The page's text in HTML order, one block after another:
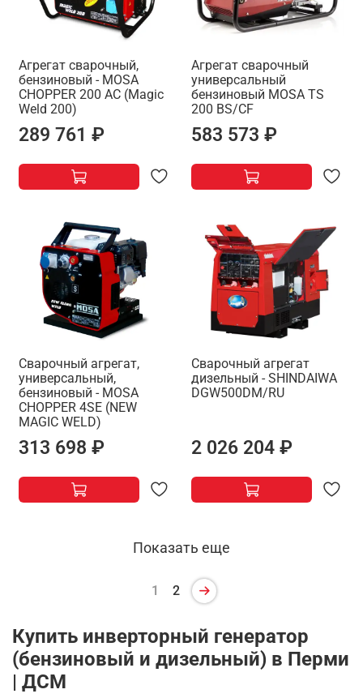
Агрегат сварочный,
бензиновый - MOSA
CHOPPER 200 AC (Magic
Weld 200)
289 761 ₽
Агрегат сварочный
универсальный
бензиновый MOSA TS
200 BS/CF
583 573 ₽
Сварочный агрегат,
универсальный,
бензиновый - MOSA
CHOPPER 4SE (NEW
MAGIC WELD)
313 698 ₽
Сварочный агрегат
дизельный - SHINDAIWA
DGW500DM/RU
2 026 204 ₽
Показать еще
1 2
Купить инверторный генератор
(бензиновый и дизельный) в Перми
| ДСМ